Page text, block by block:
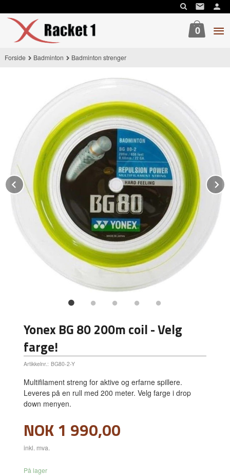
til
innholdet
0
Forside Badminton Badminton strenger
Prev
Yonex BG 80 200m coil - Velg
farge!
Artikkelnr.: BG80-2-Y
Multifilament streng for aktive og erfarne spillere.
Leveres på en rull med 200 meter. Velg farge i drop
down menyen.
Pris
NOK1 990,00
inkl. mva.
På lager